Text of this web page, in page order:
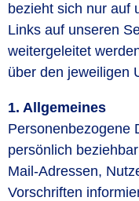
bezieht sich nur auf
Links auf unseren
weitergeleitet
über den jeweiligen
1. Allgemeines
Personenbezogene
persönlich
Mail-Adressen,
Vorschriften